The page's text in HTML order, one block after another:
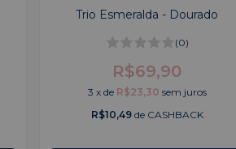
Trio Esmeralda - Dourado
(0)
R$69,90
3 x de R$23,30 sem juros
R$10,49de CASHBACK